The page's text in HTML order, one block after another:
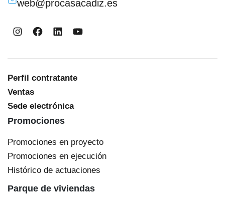
web@procasacadiz.es
Instagram
Facebook
LinkedInYouTube
Perfil contratante
Ventas
Sede electrónica
Promociones
Promociones en proyecto
Promociones en ejecución
Histórico de actuaciones
Parque de viviendas